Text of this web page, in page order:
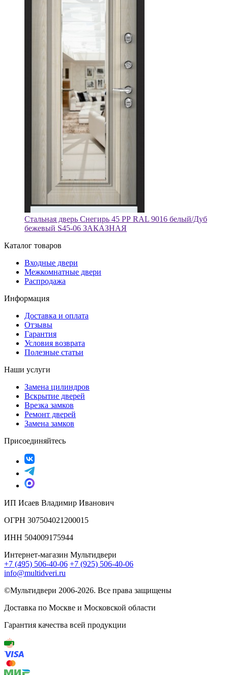
Стальная дверь Снегирь 45 РР RAL 9016 белый/Дуб
бежевый S45-06 ЗАКАЗНАЯ
Каталог товаров
Входные двери
Межкомнатные двери
Распродажа
Информация
Доставка и оплата
Отзывы
Гарантия
Условия возврата
Полезные статьи
Наши услуги
Замена цилиндров
Вскрытие дверей
Врезка замков
Ремонт дверей
Замена замков
Присоединяйтесь
ИП Исаев Владимир Иванович
ОГРН 307504021200015
ИНН 504009175944
Интернет-магазин Мультидвери
+7 (495) 506-40-06 +7 (925) 506-40-06
info@multidveri.ru
©Мультидвери ‎2006-2026. Все права защищены
Доставка по Москве и Московской области
Гарантия качества всей продукции